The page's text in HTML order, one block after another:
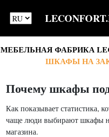
МЕБЕЛЬНАЯ ФАБРИКА
ШКАФЫ НА
Почему шкафы
Как показывает статистика,
чаще люди выбирают шкафы
магазина.